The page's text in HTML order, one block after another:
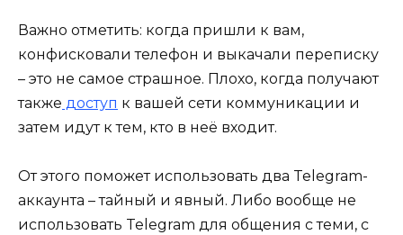
Важно отметить: когда пришли к вам,
конфисковали телефон и выкачали переписку
– это не самое страшное. Плохо, когда получают
также доступ к вашей сети коммуникации и
затем идут к тем, кто в неё входит.
От этого поможет использовать два Telegram-
аккаунта – тайный и явный. Либо вообще не
использовать Telegram для общения с теми, с